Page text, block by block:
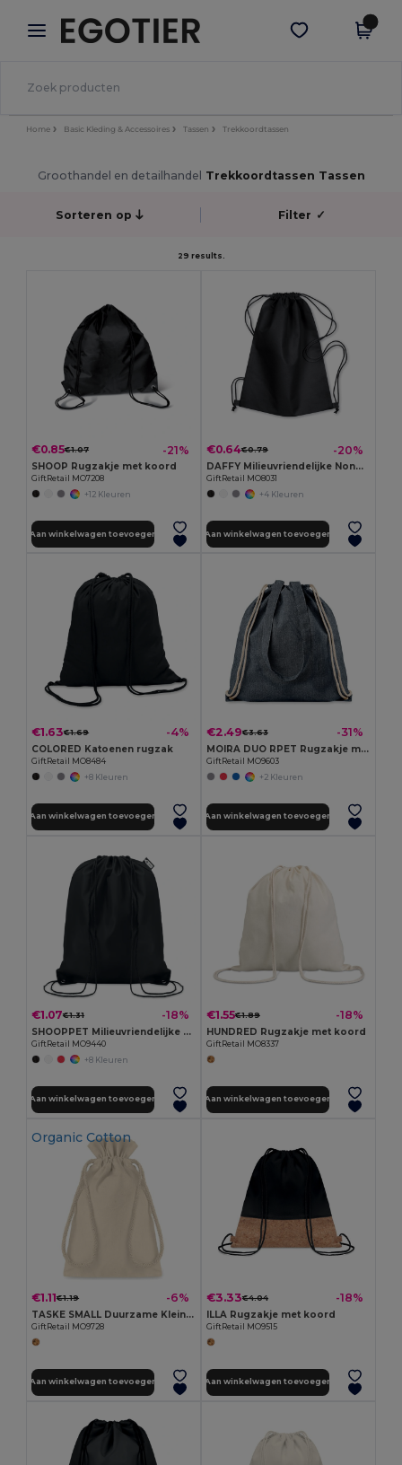
× Egotier-app
Betere prijzen in de app!
Download app
Home Basic Kleding & Accessoires Tassen Trekkoordtassen
Groothandel en detailhandel Trekkoordtassen Tassen
Sorteren op Filter ✓
29 results.
€0.85€1.07 -21%
SHOOP Rugzakje met koord
GiftRetail MO7208
+12 Kleuren
Aan winkelwagen toevoegen
€0.64€0.79 -20%
DAFFY Milieuvriendelijke Nonwoven Trekkoordtas 80gr
GiftRetail MO8031
+4 Kleuren
Aan winkelwagen toevoegen
€1.63€1.69 -4%
COLORED Katoenen rugzak
GiftRetail MO8484
+8 Kleuren
Aan winkelwagen toevoegen
€2.49€3.63 -31%
MOIRA DUO RPET Rugzakje met koord
GiftRetail MO9603
+2 Kleuren
Aan winkelwagen toevoegen
€1.07€1.31 -18%
SHOOPPET Milieuvriendelijke RPET Rugzak met Trekkoord
GiftRetail MO9440
+8 Kleuren
Aan winkelwagen toevoegen
€1.55€1.89 -18%
HUNDRED Rugzakje met koord
GiftRetail MO8337
Aan winkelwagen toevoegen
Organic Cotton
€1.11€1.19 -6%
TASKE SMALL Duurzame Kleine Katoenen Opbergzakjes
GiftRetail MO9728
Aan winkelwagen toevoegen
€3.33€4.04 -18%
ILLA Rugzakje met koord
GiftRetail MO9515
Aan winkelwagen toevoegen